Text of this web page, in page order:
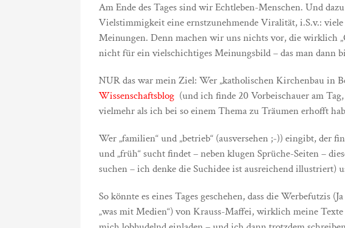
Am Ende des Tages sind wir Echtleben-Menschen. Und
Vielstimmigkeit eine ernstzunehmende Viralität, i.S.v.:
Meinungen. Denn machen wir uns nichts vor, die wirklich
nicht für ein vielschichtiges Meinungsbild – das man dann
NUR das war mein Ziel: Wer „katholischen Kirchenbau in
Wissenschaftsblog (und ich finde 20 Vorbeischauer am
vielmehr als ich bei so einem Thema zu Träumen erhofft
Wer „familien“ und „betrieb“ (ausversehen ;-)) eingibt, der
und „früh“ sucht findet – neben klugen Sprüche-Seiten –
suchen – ich denke die Suchidee ist ausreichend illustriert)
So könnte es eines Tages geschehen, dass die Werbefutzis
„was mit Medien“) von Krauss-Maffei, wirklich meine Texte